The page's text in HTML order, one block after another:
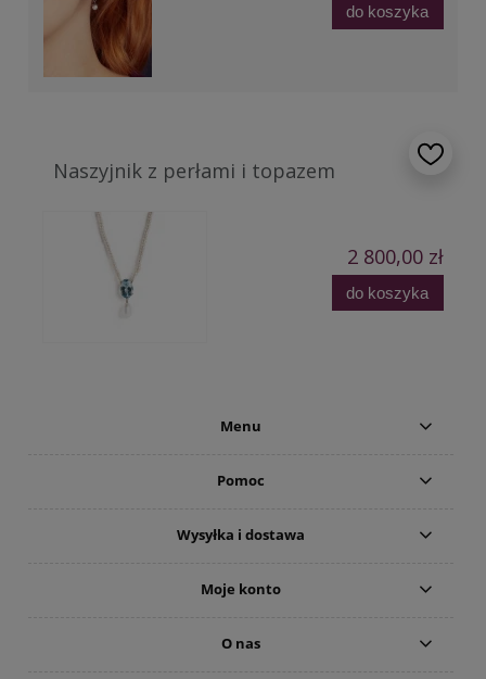
do koszyka
Naszyjnik z perłami i topazem
2 800,00 zł
do koszyka
Menu
Pomoc
Wysyłka i dostawa
Moje konto
O nas